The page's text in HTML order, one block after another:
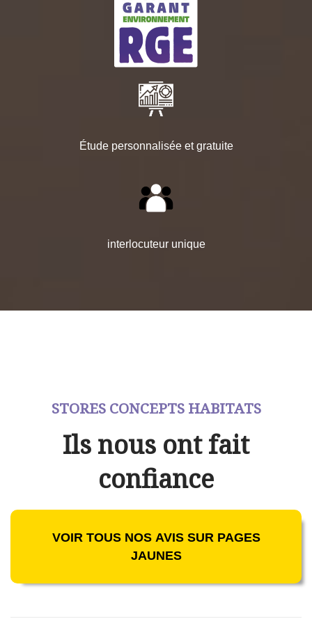
Étude personnalisée et gratuite
interlocuteur unique
STORES CONCEPTS HABITATS
Ils nous ont fait
confiance
VOIR TOUS NOS AVIS SUR PAGES
JAUNES